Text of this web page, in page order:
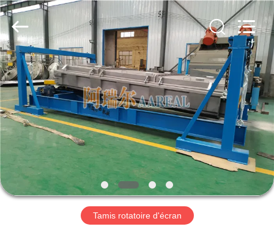
À
LA
MAISON
PRODUITS
À
PROPOS
2026
Xinxiang
AAREAL
Machine
Co.,Ltd.
All
Rights
Reserved.
Tamis rotatoire d'écran